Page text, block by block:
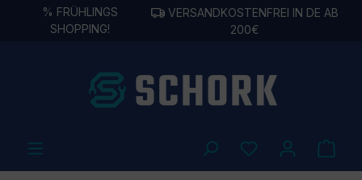
springen
% FRÜHLINGS
SHOPPING!
VERSANDKOSTENFREI IN DE AB
200€